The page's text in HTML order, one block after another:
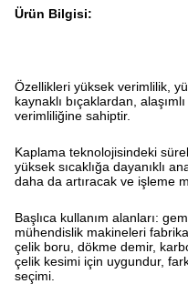
Ürün Bilgisi:
Özellikleri yüksek verimlilik,
kaynaklı bıçaklardan,
verimliliğine sahiptir.
Kaplama teknolojisindeki
yüksek sıcaklığa dayanıklı
daha da artıracak ve işleme
Başlıca kullanım alanları:
mühendislik makineleri
çelik boru, dökme demir,
çelik kesimi için uygundur,
seçimi.